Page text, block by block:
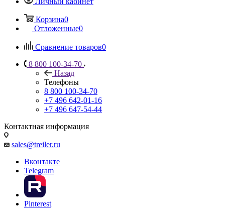
Корзина0
Отложенные0
Сравнение товаров0
8 800 100-34-70
Назад
Телефоны
8 800 100-34-70
+7 496 642-01-16
+7 496 647-54-44
Контактная информация
sales@treiler.ru
Вконтакте
Telegram
Pinterest